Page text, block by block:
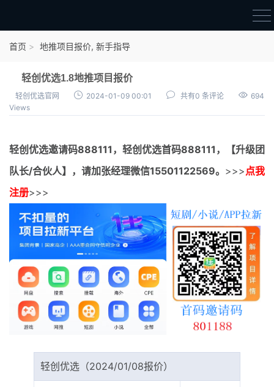
首页
结算进度
团队长扶持
充场项目报价
无人直播
电商入门
最新通知
项目介绍
首页 地推项目报价, 新手指导
轻创优选1.8地推项目报价
轻创优选官网 2024-01-09 00:01 共有0 条评论
694
Views
轻创优选邀请码888111， 轻创优选首码888111，【升级团
队长/合伙人】，请加张经理微信15501122569。 >>>点我
注册>>>
轻创优选（2024/01/08报价）